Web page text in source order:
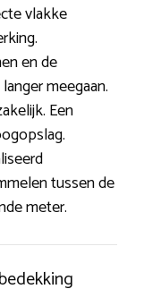
vlakke
en de
meegaan.
Een
tussen de
meter.